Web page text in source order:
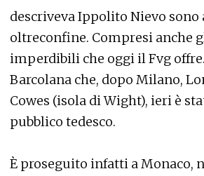
descriveva Ippolito Nievo sono
oltreconfine. Compresi anche
imperdibili che oggi il Fvg
Barcolana che, dopo Milano,
Cowes (isola di Wight), ieri è
pubblico tedesco.
È proseguito infatti a Monaco,